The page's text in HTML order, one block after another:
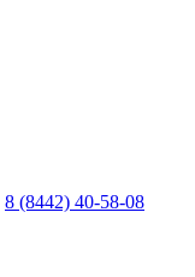
8 (8442) 40-58-08